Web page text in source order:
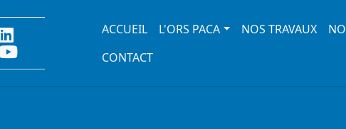
Main navigation
ACCUEIL L'ORS PACA NOS TRAVAUX
CONTACT